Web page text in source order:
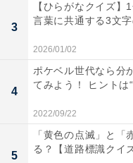
た。葬列の行進は屋
われたセント・ジョー
シャルディスタンス
はじめ全員が黒いマ
今回、エリザベス女
ンドンの名門ホテル
備を担当するSPは白
3
【ひらがなクイズ
言葉に共通する3文
2026/01/02
4
ポケベル世代なら分
てみよう！ ヒントは
2022/09/22
5
「黄色の点滅」と「
る？【道路標識クイ